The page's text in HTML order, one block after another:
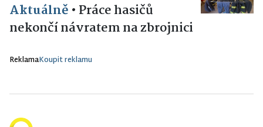
Aktuálně • Práce hasičů
nekončí návratem na zbrojnici
ReklamaKoupit reklamu